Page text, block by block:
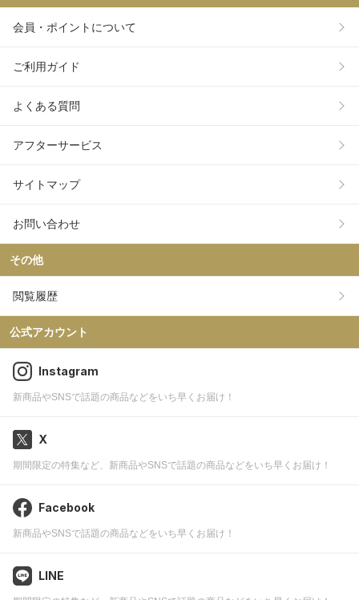
会員・ポイントについて
ご利用ガイド
よくある質問
アフターサービス
サイトマップ
お問い合わせ
その他
閲覧履歴
公式アカウント
Instagram
新商品やSNSで話題の商品などをいち早くお届け！
X
期間限定の特集など、新商品やSNSで話題の商品などをいち早くお届け！
Facebook
新商品やSNSで話題の商品などをいち早くお届け！
LINE